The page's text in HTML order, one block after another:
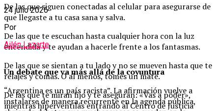
De las que siguen conectadas al celular para asegurarse de
que llegaste a tu casa sana y salva.
De las que te escuchan hasta cualquier hora con la luz
encendida y te ayudan a hacerle frente a los fantasmas.
De las que se sientan a tu lado y no se mueven hasta que te
relajes y comas. O al menos, tomes un mate.
De las que te miran fijo y te aseguran: «Vas a poder»,
mientras hiperventilás entrando al Centro de Justicia
24 julio 2026
Por
Ailén Lazarte
Un debate que va más allá de la coyuntura
“Argentina es un país racista”. La afirmación vuelve a
instalarse de manera recurrente en la agenda pública,